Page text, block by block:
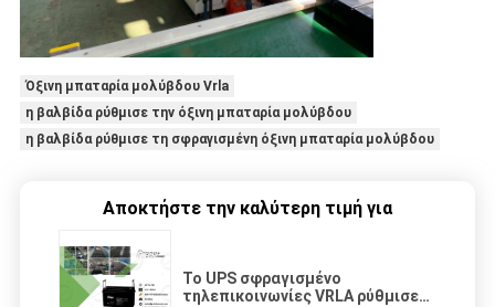
Όξινη μπαταρία μολύβδου Vrla
η βαλβίδα ρύθμισε την όξινη μπαταρία μολύβδου
η βαλβίδα ρύθμισε τη σφραγισμένη όξινη μπαταρία μολύβδου
Αποκτήστε την καλύτερη τιμή για
Το UPS σφραγισμένο
τηλεπικοινωνίες VRLA ρύθμισε